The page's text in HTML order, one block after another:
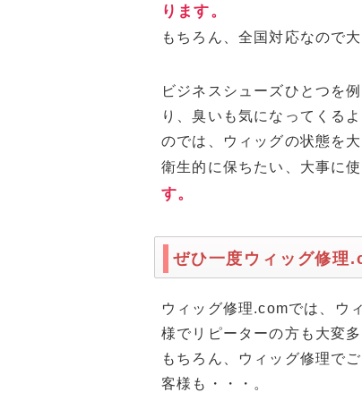
ります。
もちろん、全国対応なので
ビジネスシューズひとつを
り、臭いも気になってくる
のでは、ウィッグの状態を
衛生的に保ちたい、大事に
す。
ぜひ一度ウィッグ修理
ウィッグ修理.comでは、ウ
様でリピーターの方も大変
もちろん、ウィッグ修理で
客様も・・・。